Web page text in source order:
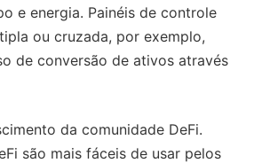
e energia. Painéis de controle
ou cruzada, por exemplo,
de conversão de ativos através
da comunidade DeFi.
são mais fáceis de usar pelos